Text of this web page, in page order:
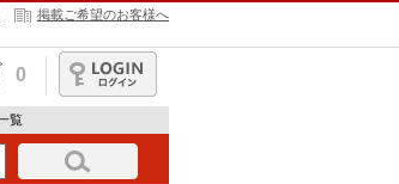
掲載ご希望のお客様へ
0
ログイン
覧